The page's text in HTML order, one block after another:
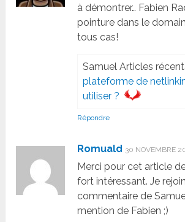
à démontrer… Fabien
pointure dans le
tous cas!
Samuel Articles
plateforme de
utiliser ?
Répondre
Romuald 30 NOVEMBRE
Merci pour cet article
fort intéressant. Je
commentaire de
mention de Fabien ;)